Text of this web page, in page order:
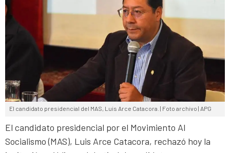
El candidato presidencial del MAS, Luis Arce Catacora. | Foto archivo | APG
El candidato presidencial por el Movimiento Al
Socialismo (MAS), Luis Arce Catacora, rechazó hoy la